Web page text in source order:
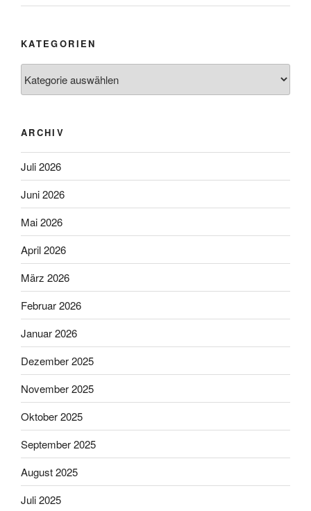
KATEGORIEN
ARCHIV
Juli 2026
Juni 2026
Mai 2026
April 2026
März 2026
Februar 2026
Januar 2026
Dezember 2025
November 2025
Oktober 2025
September 2025
August 2025
Juli 2025